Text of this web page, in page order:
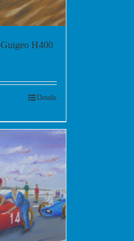
H400
Details